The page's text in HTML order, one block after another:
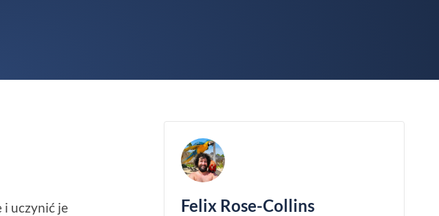
i uczynić je
Felix Rose-Collins